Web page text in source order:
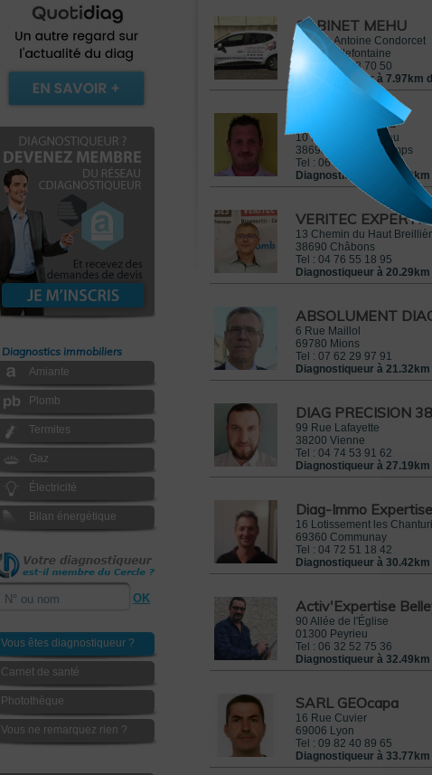
Diagnostics immobiliers
Amiante
Plomb
Termites
Gaz
Électricité
Bilan énergétique
Vous êtes diagnostiqueur ?
Carnet de santé
Photothèque
Vous ne remarquez rien ?
CABINET MEHU
29 Rue Antoine Condorcet
38090
Villefontaine
04 74 18 70 50
Diagnostiqueur à 7.97km
TF EXPERTISE
10 Place du Château
38690
Le Grand-Lemps
Tel : 06 63 57 34 27
Diagnostiqueur à
VERITEC
13 Chemin du Haut
38690 Châbons
Tel : 04 76 55 18 95
Diagnostiqueur à
ABSOLUMENT
6 Rue Maillol
69780 Mions
Tel : 07 62 29 97 91
Diagnostiqueur à
DIAG PRECISION 38
99 Rue Lafayette
38200 Vienne
Tel : 04 74 53 91 62
Diagnostiqueur à
Diag-Immo
16 Lotissement les
69360 Communay
Tel : 04 72 51 18 42
Diagnostiqueur à
Activ'Expertise
90 Allée de l'Église
01300 Peyrieu
Tel : 06 32 52 75 36
Diagnostiqueur à
SARL GEOcapa
16 Rue Cuvier
69006 Lyon
Tel : 09 82 40 89 65
Diagnostiqueur à